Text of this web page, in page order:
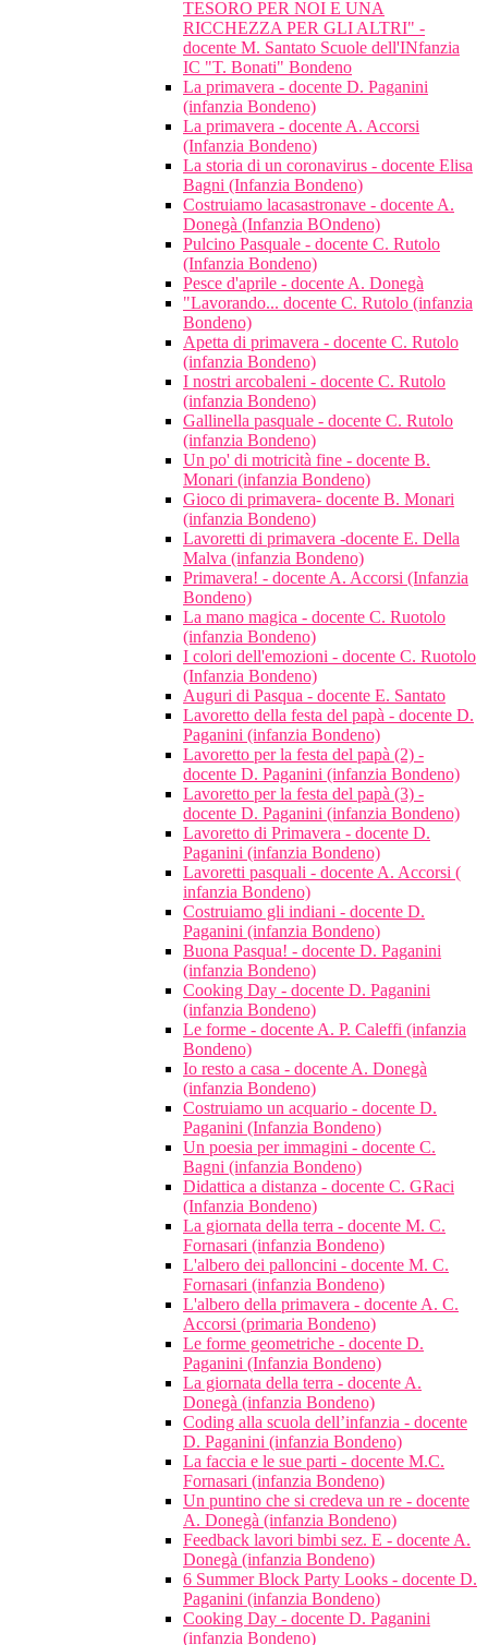
TESORO PER NOI E UNA
RICCHEZZA PER GLI ALTRI" -
docente M. Santato Scuole dell'INfanzia
IC "T. Bonati" Bondeno
La primavera - docente D. Paganini
(infanzia Bondeno)
La primavera - docente A. Accorsi
(Infanzia Bondeno)
La storia di un coronavirus - docente Elisa
Bagni (Infanzia Bondeno)
Costruiamo lacasastronave - docente A.
Donegà (Infanzia BOndeno)
Pulcino Pasquale - docente C. Rutolo
(Infanzia Bondeno)
Pesce d'aprile - docente A. Donegà
"Lavorando... docente C. Rutolo (infanzia
Bondeno)
Apetta di primavera - docente C. Rutolo
(infanzia Bondeno)
I nostri arcobaleni - docente C. Rutolo
(infanzia Bondeno)
Gallinella pasquale - docente C. Rutolo
(infanzia Bondeno)
Un po' di motricità fine - docente B.
Monari (infanzia Bondeno)
Gioco di primavera- docente B. Monari
(infanzia Bondeno)
Lavoretti di primavera -docente E. Della
Malva (infanzia Bondeno)
Primavera! - docente A. Accorsi (Infanzia
Bondeno)
La mano magica - docente C. Ruotolo
(infanzia Bondeno)
I colori dell'emozioni - docente C. Ruotolo
(Infanzia Bondeno)
Auguri di Pasqua - docente E. Santato
Lavoretto della festa del papà - docente D.
Paganini (infanzia Bondeno)
Lavoretto per la festa del papà (2) -
docente D. Paganini (infanzia Bondeno)
Lavoretto per la festa del papà (3) -
docente D. Paganini (infanzia Bondeno)
Lavoretto di Primavera - docente D.
Paganini (infanzia Bondeno)
Lavoretti pasquali - docente A. Accorsi (
infanzia Bondeno)
Costruiamo gli indiani - docente D.
Paganini (infanzia Bondeno)
Buona Pasqua! - docente D. Paganini
(infanzia Bondeno)
Cooking Day - docente D. Paganini
(infanzia Bondeno)
Le forme - docente A. P. Caleffi (infanzia
Bondeno)
Io resto a casa - docente A. Donegà
(infanzia Bondeno)
Costruiamo un acquario - docente D.
Paganini (Infanzia Bondeno)
Un poesia per immagini - docente C.
Bagni (infanzia Bondeno)
Didattica a distanza - docente C. GRaci
(Infanzia Bondeno)
La giornata della terra - docente M. C.
Fornasari (infanzia Bondeno)
L'albero dei palloncini - docente M. C.
Fornasari (infanzia Bondeno)
L'albero della primavera - docente A. C.
Accorsi (primaria Bondeno)
Le forme geometriche - docente D.
Paganini (Infanzia Bondeno)
La giornata della terra - docente A.
Donegà (infanzia Bondeno)
Coding alla scuola dell’infanzia - docente
D. Paganini (infanzia Bondeno)
La faccia e le sue parti - docente M.C.
Fornasari (infanzia Bondeno)
Un puntino che si credeva un re - docente
A. Donegà (infanzia Bondeno)
Feedback lavori bimbi sez. E - docente A.
Donegà (infanzia Bondeno)
6 Summer Block Party Looks - docente D.
Paganini (infanzia Bondeno)
Cooking Day - docente D. Paganini
(infanzia Bondeno)